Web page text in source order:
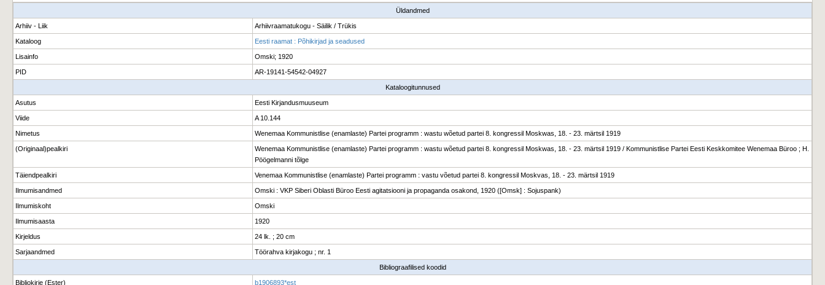
Üldandmed
Arhiiv - Liik Arhiivraamatukogu - Säilik / Trükis
Kataloog Eesti raamat : Põhikirjad ja seadused
Lisainfo Omski; 1920
PID AR-19141-54542-04927
Kataloogitunnused
Asutus Eesti Kirjandusmuuseum
Viide A 10.144
Nimetus Wenemaa Kommunistlise (enamlaste) Partei programm : wastu wõetud partei 8. kongressil Moskwas, 18. - 23. märtsil 1919
(Originaal)pealkiri
Wenemaa Kommunistlise (enamlaste) Partei programm : wastu wõetud partei 8. kongressil Moskwas, 18. - 23. märtsil 1919 / Kommunistlise Partei Eesti Keskkomitee Wenemaa Büroo ; H.
Pöögelmanni tõlge
Täiendpealkiri Venemaa Kommunistlise (enamlaste) Partei programm : vastu võetud partei 8. kongressil Moskvas, 18. - 23. märtsil 1919
Ilmumisandmed Omski : VKP Siberi Oblasti Büroo Eesti agitatsiooni ja propaganda osakond, 1920 ([Omsk] : Sojuspank)
Ilmumiskoht Omski
Ilmumisaasta 1920
Kirjeldus 24 lk. ; 20 cm
Sarjaandmed Töörahva kirjakogu ; nr. 1
Bibliograafilised koodid
Bibliokirje (Ester) b1906893*est